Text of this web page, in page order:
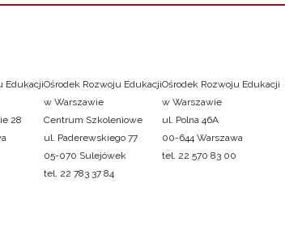
Edukacji
28
Ośrodek Rozwoju Edukacji
w Warszawie
Centrum Szkoleniowe
ul. Paderewskiego 77
05-070 Sulejówek
tel. 22 783 37 84
Ośrodek Rozwoju Edukacji
w Warszawie
ul. Polna 46A
00-644 Warszawa
tel. 22 570 83 00